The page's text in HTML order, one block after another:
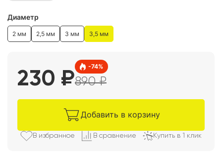
Диаметр
2 мм 2,5 мм 3 мм 3,5 мм
230 ₽
-74%
890₽
Добавить в корзину
В избранное В сравнение Купить в 1 клик